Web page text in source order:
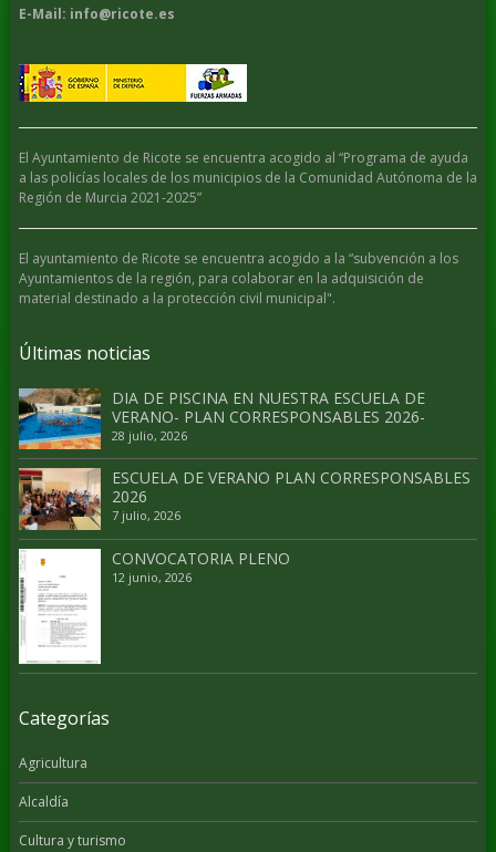
E-Mail: info@ricote.es
El Ayuntamiento de Ricote se encuentra acogido al “Programa de ayuda
a las policías locales de los municipios de la Comunidad Autónoma de la
Región de Murcia 2021-2025”
El ayuntamiento de Ricote se encuentra acogido a la “subvención a los
Ayuntamientos de la región, para colaborar en la adquisición de
material destinado a la protección civil municipal".
Últimas noticias
DIA DE PISCINA EN NUESTRA ESCUELA DE
VERANO- PLAN CORRESPONSABLES 2026-
28 julio, 2026
ESCUELA DE VERANO PLAN CORRESPONSABLES
2026
7 julio, 2026
CONVOCATORIA PLENO
12 junio, 2026
Categorías
Agricultura
Alcaldía
Cultura y turismo